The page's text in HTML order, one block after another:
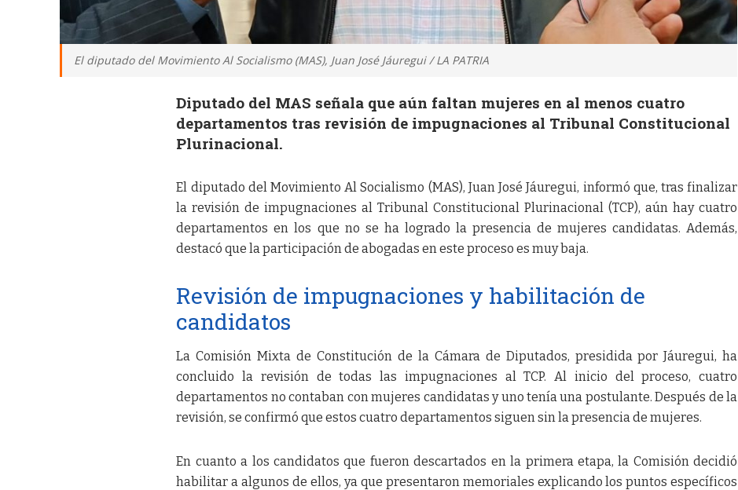
El diputado del Movimiento Al Socialismo (MAS), Juan José Jáuregui / LA PATRIA
Diputado del MAS señala que aún faltan mujeres en al menos cuatro
departamentos tras revisión de impugnaciones al Tribunal Constitucional
Plurinacional.
El diputado del Movimiento Al Socialismo (MAS), Juan José Jáuregui, informó que, tras finalizar
la revisión de impugnaciones al Tribunal Constitucional Plurinacional (TCP), aún hay cuatro
departamentos en los que no se ha logrado la presencia de mujeres candidatas. Además,
destacó que la participación de abogadas en este proceso es muy baja.
Revisión de impugnaciones y habilitación de
candidatos
La Comisión Mixta de Constitución de la Cámara de Diputados, presidida por Jáuregui, ha
concluido la revisión de todas las impugnaciones al TCP. Al inicio del proceso, cuatro
departamentos no contaban con mujeres candidatas y uno tenía una postulante. Después de la
revisión, se confirmó que estos cuatro departamentos siguen sin la presencia de mujeres.
En cuanto a los candidatos que fueron descartados en la primera etapa, la Comisión decidió
habilitar a algunos de ellos, ya que presentaron memoriales explicando los puntos específicos